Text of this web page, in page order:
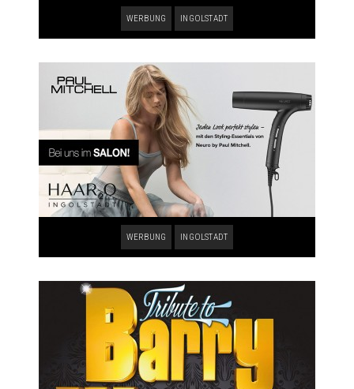
WERBUNG INGOLSTADT
WERBUNG INGOLSTADT